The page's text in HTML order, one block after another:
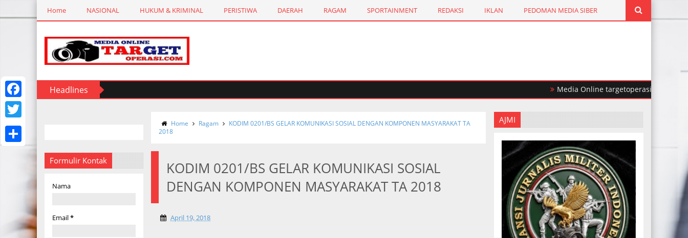
Home NASIONAL HUKUM & KRIMINAL PERISTIWA DAERAH RAGAM SPORTAINMENT REDAKSI IKLAN PEDOMAN MEDIA SIBER
Headlines Media Online targetoperasi.com
F
e
b
o
o
k
T
w
i
t
t
e
r
S
h
a
r
e
Formulir Kontak
Nama
Email*
Home Ragam
KODIM 0201/BS GELAR KOMUNIKASI SOSIAL DENGAN KOMPONEN MASYARAKAT TA
2018
KODIM 0201/BS GELAR KOMUNIKASI SOSIAL
DENGAN KOMPONEN MASYARAKAT TA 2018
April 19, 2018
AJMI